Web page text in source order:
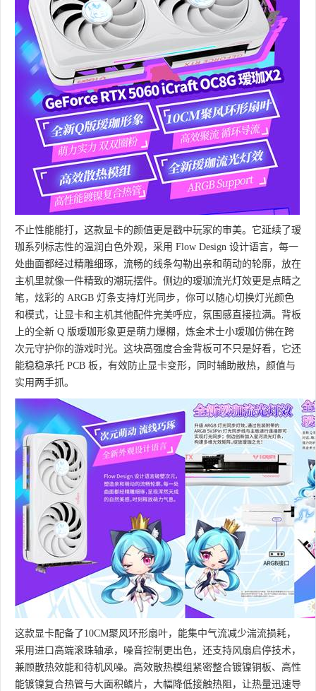
不止性能能打，这款显卡的颜值更是戳中玩家的审美。它延续了瑷
珈系列标志性的温润白色外观，采用 Flow Design 设计语言，每一
处曲面都经过精雕细琢，流畅的线条勾勒出亲和萌动的轮廓，放在
主机里就像一件精致的潮玩摆件。侧边的瑷珈流光灯效更是点睛之
笔，炫彩的 ARGB 灯条支持灯光同步，你可以随心切换灯光颜色
和模式，让显卡和主机其他配件完美呼应，氛围感直接拉满。背板
上的全新 Q 版瑷珈形象更是萌力爆棚，炼金术士小瑷珈仿佛在跨
次元守护你的游戏时光。这块高强度合金背板可不只是好看，它还
能稳稳承托 PCB 板，有效防止显卡变形，同时辅助散热，颜值与
实用两手抓。
这款显卡配备了10CM聚风环形扇叶，能集中气流减少湍流损耗，
采用进口高端滚珠轴承，噪音控制更出色，还支持风扇启停技术，
兼顾散热效能和待机风噪。高效散热模组紧密整合镀镍铜板、高性
能镀镍复合热管与大面积鳍片，大幅降低接触热阻，让热量迅速导